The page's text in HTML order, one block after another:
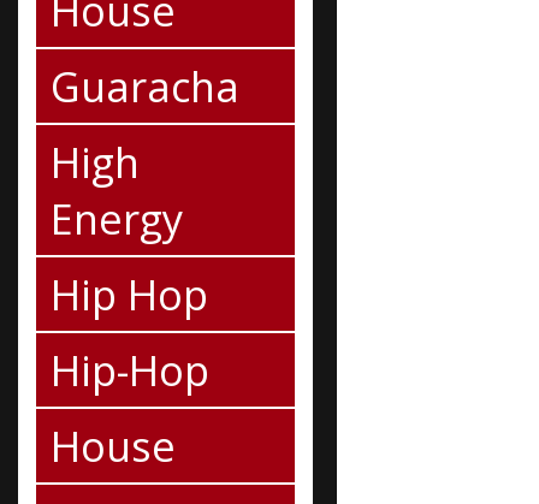
Guaracha
High
Energy
Hip Hop
Hip-Hop
House